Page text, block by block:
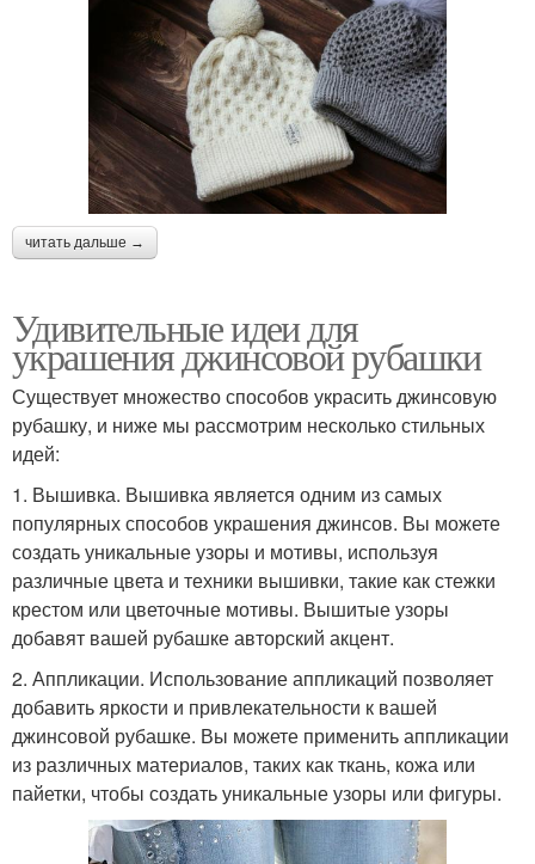
читать дальше →
Удивительные идеи для
украшения джинсовой рубашки
Существует множество способов украсить джинсовую
рубашку, и ниже мы рассмотрим несколько стильных
идей:
1. Вышивка. Вышивка является одним из самых
популярных способов украшения джинсов. Вы можете
создать уникальные узоры и мотивы, используя
различные цвета и техники вышивки, такие как стежки
крестом или цветочные мотивы. Вышитые узоры
добавят вашей рубашке авторский акцент.
2. Аппликации. Использование аппликаций позволяет
добавить яркости и привлекательности к вашей
джинсовой рубашке. Вы можете применить аппликации
из различных материалов, таких как ткань, кожа или
пайетки, чтобы создать уникальные узоры или фигуры.